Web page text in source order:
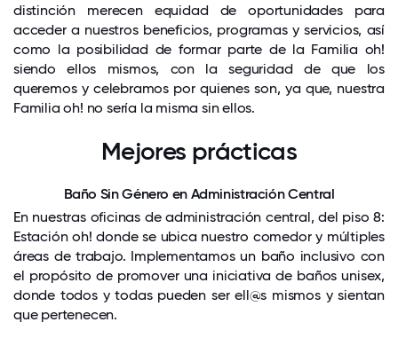
distinción merecen equidad de oportunidades para
acceder a nuestros beneficios, programas y servicios, así
como la posibilidad de formar parte de la Familia oh!
siendo ellos mismos, con la seguridad de que los
queremos y celebramos por quienes son, ya que, nuestra
Familia oh! no sería la misma sin ellos.
Mejores prácticas
Baño Sin Género en Administración Central
En nuestras oficinas de administración central, del piso 8:
Estación oh! donde se ubica nuestro comedor y múltiples
áreas de trabajo. Implementamos un baño inclusivo con
el propósito de promover una iniciativa de baños unisex,
donde todos y todas pueden ser ell@s mismos y sientan
que pertenecen.